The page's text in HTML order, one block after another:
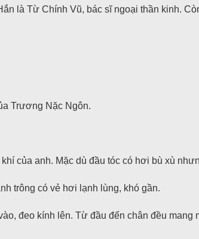
là Từ Chính Vũ, bác sĩ ngoại thần kinh.
Trương Nặc Ngôn.
của anh. Mặc dù đầu tóc có hơi bù xù
trông có vẻ hơi lạnh lùng, khó gần.
đeo kính lên. Từ đầu đến chân đều mang